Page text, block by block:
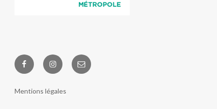
FacebookInstagram
Ouvriers
E-
mail
Mentions légales